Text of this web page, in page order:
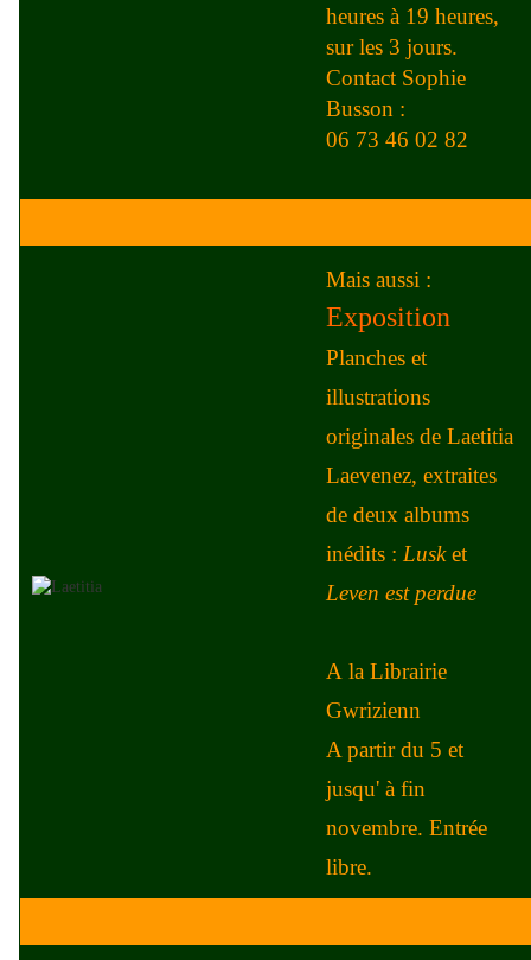
heures à 19 heures,
sur les 3 jours.
Contact Sophie
Busson :
06 73 46 02 82
Mais aussi :
Exposition
Planches et
illustrations
originales de Laetitia
Laevenez, extraites
de deux albums
inédits : Lusket
Leven est perdue
A la Librairie
Gwrizienn
A partir du 5 et
jusqu' à fin
novembre. Entrée
libre.